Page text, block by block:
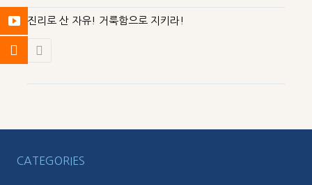
진리로 산 자유! 거룩함으로 지키라!
CATEGORIES